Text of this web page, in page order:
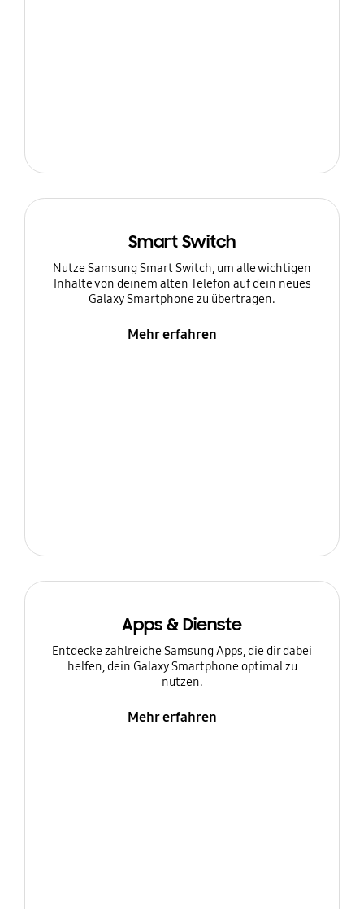
Smart Switch
Nutze Samsung Smart Switch, um alle wichtigen
Inhalte von deinem alten Telefon auf dein neues
Galaxy Smartphone zu übertragen.
Mehr erfahren
Apps & Dienste
Entdecke zahlreiche Samsung Apps, die dir dabei
helfen, dein Galaxy Smartphone optimal zu
nutzen.
Mehr erfahren